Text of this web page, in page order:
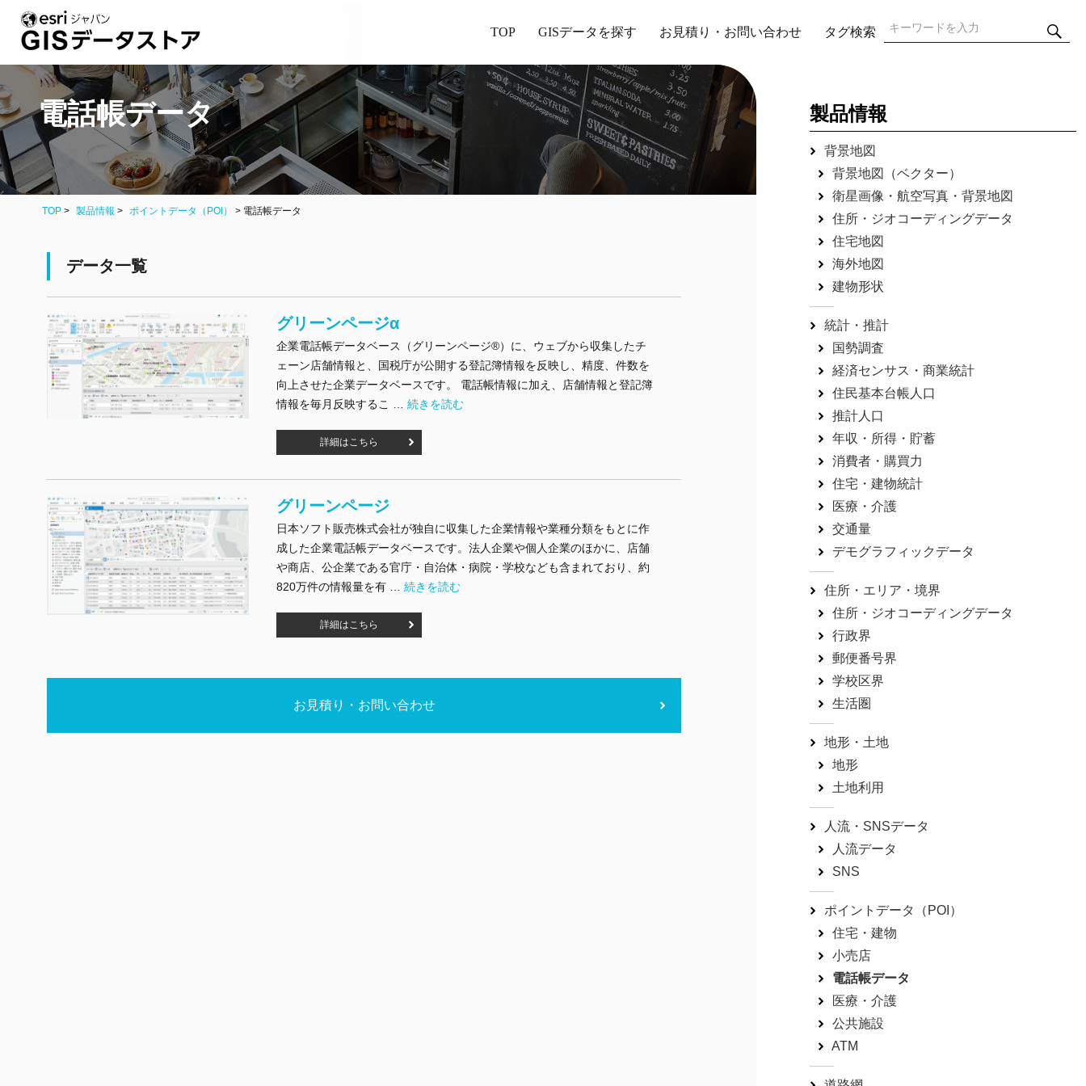
TOP GISデータを探す お見積り・お問い合わせ タグ検索
検
索:
電話帳データ
TOP 製品情報 ポイントデータ（POI） > 電話帳データ
データ一覧
グリーンページα
企業電話帳データベース（グリーンページ®）に、ウェブから収集したチ
ェーン店舗情報と、国税庁が公開する登記簿情報を反映し、精度、件数を
向上させた企業データベースです。 電話帳情報に加え、店舗情報と登記簿
情報を毎月反映するこ …"グリーンページα" の
続きを読む
詳細はこちら
グリーンページ
日本ソフト販売株式会社が独自に収集した企業情報や業種分類をもとに作
成した企業電話帳データベースです。法人企業や個人企業のほかに、店舗
や商店、公企業である官庁・自治体・病院・学校なども含まれており、約
820万件の情報量を有 …"グリーンページ" の
続きを読む
詳細はこちら
お見積り・お問い合わせ
製品情報
背景地図
背景地図（ベクター）
衛星画像・航空写真・背景地図
住所・ジオコーディングデータ
住宅地図
海外地図
建物形状
統計・推計
国勢調査
経済センサス・商業統計
住民基本台帳人口
推計人口
年収・所得・貯蓄
消費者・購買力
住宅・建物統計
医療・介護
交通量
デモグラフィックデータ
住所・エリア・境界
住所・ジオコーディングデータ
行政界
郵便番号界
学校区界
生活圏
地形・土地
地形
土地利用
人流・SNSデータ
人流データ
SNS
ポイントデータ（POI）
住宅・建物
小売店
電話帳データ
医療・介護
公共施設
ATM